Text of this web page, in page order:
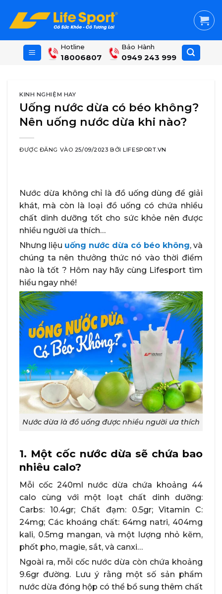
content
Hotline
18006807
Bảo Hành
0949 243 999
KINH NGHIỆM HAY
Uống nước dừa có béo không?
Nên uống nước dừa khi nào?
ĐƯỢC ĐĂNG VÀO 25/09/2023 BỞILIFESPORT.VN
Nước dừa không chỉ là đồ uống dùng để giải
khát, mà còn là loại đồ uống có chứa nhiều
chất dinh dưỡng tốt cho sức khỏe nên được
nhiều người ưa thích…
Nhưng liệu uống nước dừa có béo không, và
chúng ta nên thưởng thức nó vào thời điểm
nào là tốt ? Hôm nay hãy cùng Lifesport tìm
hiểu ngay nhé!
Nước dừa là đồ uống được nhiều người ưa thích
1. Một cốc nước dừa sẽ chứa bao
nhiêu calo?
Mỗi cốc 240ml nước dừa chứa khoảng 44
calo cùng với một loạt chất dinh dưỡng:
Carbs: 10.4gr; Chất đạm: 0.5gr; Vitamin C:
24mg; Các khoáng chất: 64mg natri, 404mg
kali, 0.5mg mangan, và một lượng nhỏ kẽm,
phốt pho, magie, sắt, và canxi…
Ngoài ra, mỗi cốc nước dừa còn chứa khoảng
9.6gr đường. Lưu ý rằng một số sản phẩm
nước dừa đóng hộp có thể bổ sung thêm chất